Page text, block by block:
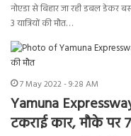
नोएडा से बिहार जा रही डबल डेकर
3 यात्रियों की मौत…
7 May 2022 - 9:28 AM
Yamuna
टकराई कार, मौके पर